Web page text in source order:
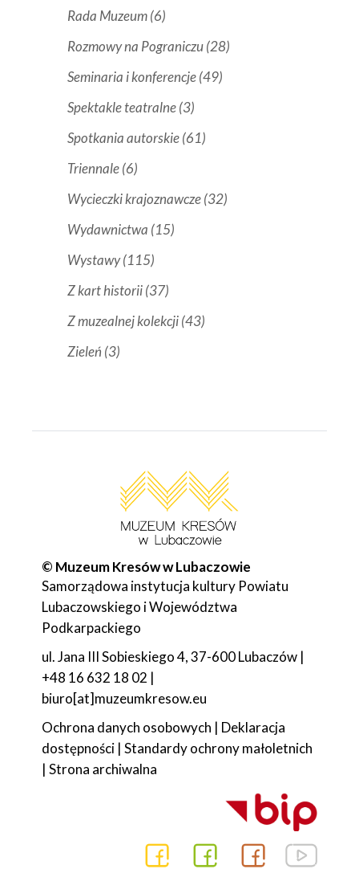
Rada Muzeum(6)
Rozmowy na Pograniczu(28)
Seminaria i konferencje(49)
Spektakle teatralne(3)
Spotkania autorskie(61)
Triennale(6)
Wycieczki krajoznawcze(32)
Wydawnictwa (15)
Wystawy(115)
Z kart historii(37)
Z muzealnej kolekcji(43)
Zieleń (3)
© Muzeum Kresów w Lubaczowie
Samorządowa instytucja kultury Powiatu
Lubaczowskiego i Województwa
Podkarpackiego
ul. Jana III Sobieskiego 4, 37-600 Lubaczów |
+48 16 632 18 02 |
biuro[at]muzeumkresow.eu
Ochrona danych osobowych | Deklaracja
dostępności | Standardy ochrony małoletnich
| Strona archiwalna